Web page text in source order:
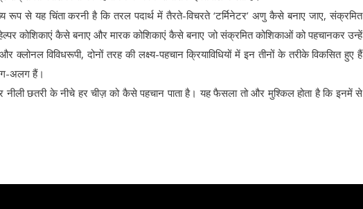
रूप से यह चिंता करनी है कि तरल पदार्थ में तैरते-विचरते ‘टर्मिनेटर’ अणु कैसे बनाए जाए, संक्रमित
कोशिकाएं कैसे बनाए और मारक कोशिकाएं कैसे बनाए जो संक्रमित कोशिकाओं को पहचानकर उन्हें
विविधरूपी, दोनों तरह की लक्ष्य-पहचान क्रियाविधियों में इन तीनों के तरीके विकसित हुए हैं
अलग हैं।
छतरी के नीचे हर चीज़ को कैसे पहचान पाता है। यह फैसला तो और मुश्किल होता है कि इनमें से